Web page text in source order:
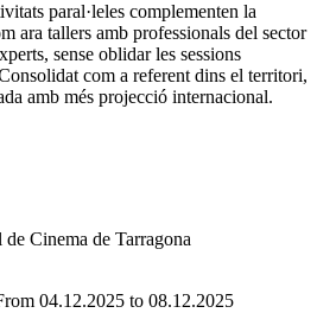
paral·leles complementen la
ara tallers amb professionals del sector
sense oblidar les sessions
com a referent dins el territori,
amb més projecció internacional.
Cinema de Tarragona
04.12.2025 to 08.12.2025